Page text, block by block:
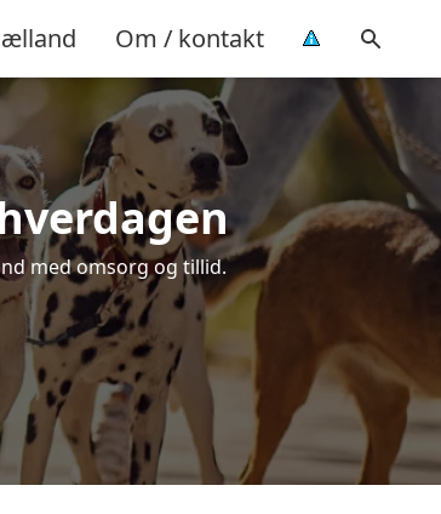
Om / kontakt
med omsorg og tillid.